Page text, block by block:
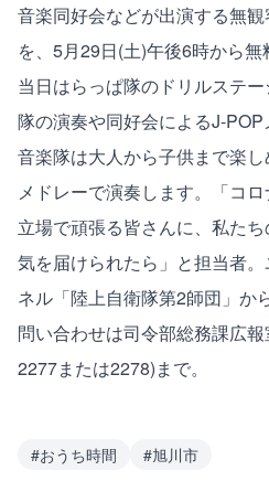
音楽同好会などが出演する無観
を、5月29日(土)午後6時から無
当日はらっぱ隊のドリルステ
隊の演奏や同好会によるJ-
音楽隊は大人から子供まで楽
メドレーで演奏します。「コ
立場で頑張る皆さんに、私た
気を届けられたら」と担当者。
ネル「陸上自衛隊第2師団」 か
問い合わせは司令部総務課広
2277または2278)まで。
#おうち時間 #旭川市